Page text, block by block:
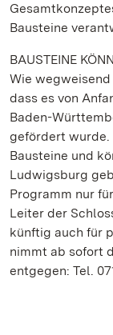
Bausteine
BAUSTEINE
Wie
dass es von
Baden-
gefördert wurde.
Bausteine und
Ludwigsburg
Programm nur
Leiter der
künftig auch für
nimmt ab sofort
entgegen: Tel.